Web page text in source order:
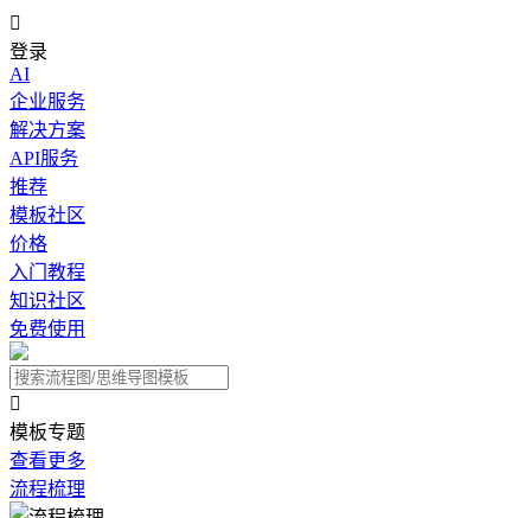

登录
AI
企业服务
解决方案
API服务
推荐
模板社区
价格
入门教程
知识社区
免费使用

模板专题
查看更多
流程梳理